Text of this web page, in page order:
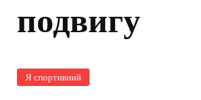
подвигу
Я спортивний